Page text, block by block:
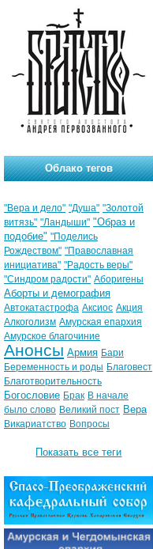
Облако тегов
"Вера и дело" "Душа" "Золотой
витязь" "Ландыши" "Образ и
подобие" "Поделись
Рождеством" "Православная
инициатива" "Радость веры"
"Синдром радости" Аборигены
Аборты и демография
Автокатастрофа Аксиос Акция
Алкоголизм Амурская епархия
Амурское благочиние
Анонсы Армия Бари
Беременность и роды Благовест
Благотворительность
Богословие Брак В начале
было слово Великий пост Вера
Викариатство Вопросы
Показать все теги